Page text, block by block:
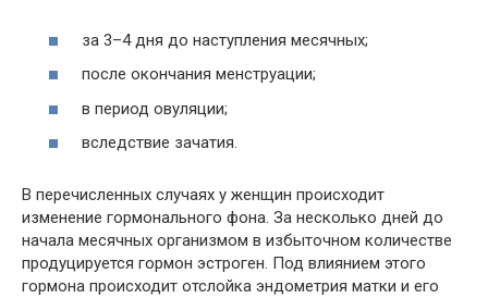
за 3–4 дня до наступления месячных;
после окончания менструации;
в период овуляции;
вследствие зачатия.
В перечисленных случаях у женщин происходит
изменение гормонального фона. За несколько дней до
начала месячных организмом в избыточном количестве
продуцируется гормон эстроген. Под влиянием этого
гормона происходит отслойка эндометрия матки и его